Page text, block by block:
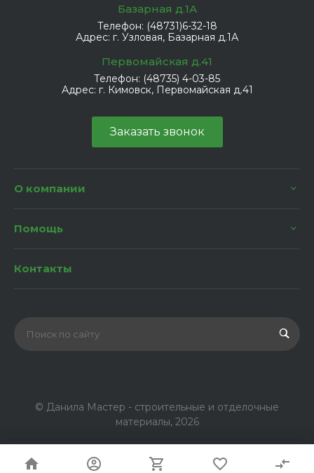
Базарная д.1А
Телефон: (48731)6-32-18
Адрес: г. Узловая, Базарная д.1А
Первомайская д.41
Телефон: (48735) 4-03-85
Адрес: г. Кимовск, Первомайская д.41
Заказать звонок
О компании
Помощь
Контакты
© Данила Мастер - строительные и отделочные
материалы, 2026